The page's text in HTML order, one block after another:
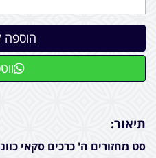
תיאור:
סט מחזורים ה' כרכים סקאי